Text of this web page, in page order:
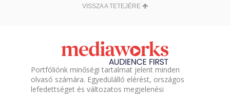
VISSZA A TETEJÉRE
Portfóliónk minőségi tartalmat jelent minden
olvasó számára. Egyedülálló elérést, országos
lefedettséget és változatos megjelenési